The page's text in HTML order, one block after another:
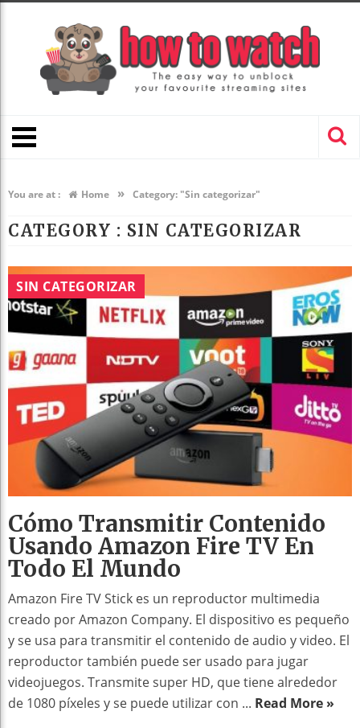
You are at : Home » Category: "Sin categorizar"
CATEGORY : SIN CATEGORIZAR
SIN CATEGORIZAR
Cómo Transmitir Contenido
Usando Amazon Fire TV En
Todo El Mundo
Amazon Fire TV Stick es un reproductor multimedia
creado por Amazon Company. El dispositivo es pequeño
y se usa para transmitir el contenido de audio y video. El
reproductor también puede ser usado para jugar
videojuegos. Transmite super HD, que tiene alrededor
de 1080 píxeles y se puede utilizar con ... Read More »